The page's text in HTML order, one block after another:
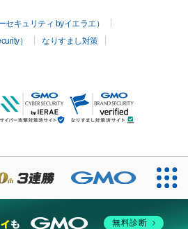
キュリティ byイエラエ）
）
なりすまし対策
無料診断